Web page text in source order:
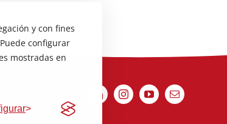
y con fines
configurar
mostradas en